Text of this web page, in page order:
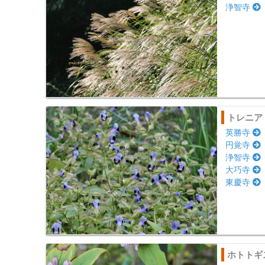
浄智寺
トレニア
英勝寺
円覚寺
浄智寺
大巧寺
東慶寺
ホトトギ